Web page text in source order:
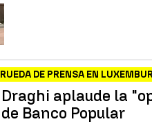
RUEDA DE PRENSA EN
Draghi aplaude la
de Banco Popular